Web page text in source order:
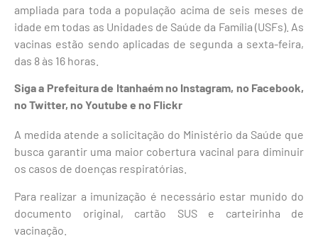
ampliada para toda a população acima de seis meses de
idade em todas as Unidades de Saúde da Família (USFs). As
vacinas estão sendo aplicadas de segunda a sexta-feira,
das 8 às 16 horas.
Siga a Prefeitura de Itanhaém no Instagram, no Facebook,
no Twitter, no Youtube e no Flickr
A medida atende a solicitação do Ministério da Saúde que
busca garantir uma maior cobertura vacinal para diminuir
os casos de doenças respiratórias.
Para realizar a imunização é necessário estar munido do
documento original, cartão SUS e carteirinha de
vacinação.